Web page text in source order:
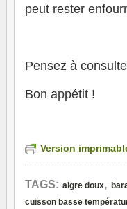
peut rester
Pensez à
Bon appétit !
Version
TAGS: aigre doux,
cuisson basse